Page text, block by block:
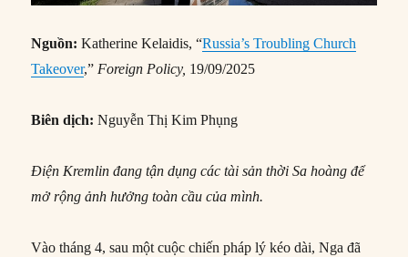
Nguồn:Katherine Kelaidis, “Russia’s Troubling Church
Takeover,” Foreign Policy, 19/09/2025
Biên dịch: Nguyễn Thị Kim Phụng
Điện Kremlin đang tận dụng các tài sản thời Sa hoàng để
mở rộng ảnh hưởng toàn cầu của mình.
Vào tháng 4, sau một cuộc chiến pháp lý kéo dài, Nga đã